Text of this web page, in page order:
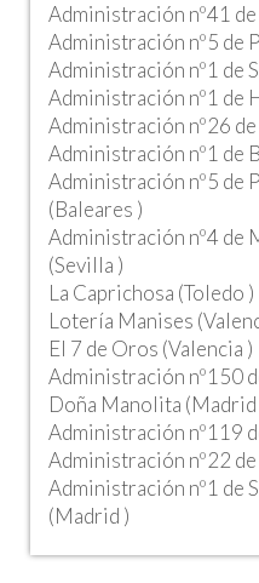
Administración nº41
Administración nº5 de
Administración nº1 de
Administración nº1 de
Administración nº26
Administración nº1 de
Administración nº5 de
(Baleares )
Administración nº4 de
(Sevilla )
La Caprichosa (Toledo )
Lotería Manises
El 7 de Oros (Valencia )
Administración nº150
Doña Manolita (Madrid
Administración nº119
Administración nº22
Administración nº1 de
(Madrid )